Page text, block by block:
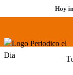
al
Hoy
Menú